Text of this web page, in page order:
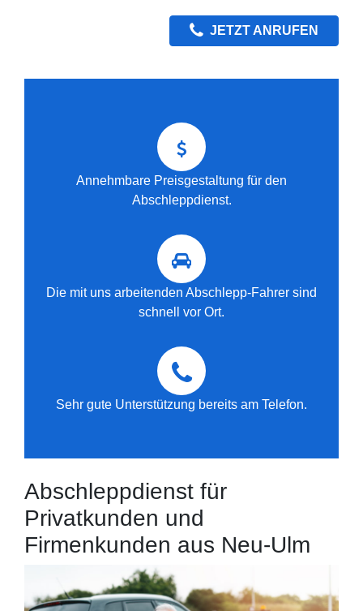
JETZT ANRUFEN
Annehmbare Preisgestaltung für den
Abschleppdienst.
Die mit uns arbeitenden Abschlepp-Fahrer sind
schnell vor Ort.
Sehr gute Unterstützung bereits am Telefon.
Abschleppdienst für
Privatkunden und
Firmenkunden aus Neu-Ulm